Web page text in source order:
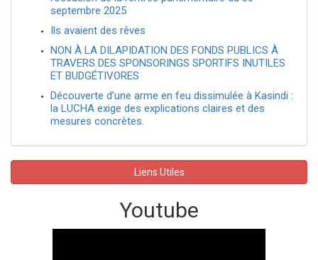
septembre 2025
Ils avaient des rêves
NON À LA DILAPIDATION DES FONDS PUBLICS À
TRAVERS DES SPONSORINGS SPORTIFS INUTILES
ET BUDGÉTIVORES
Découverte d’une arme en feu dissimulée à Kasindi :
la LUCHA exige des explications claires et des
mesures concrètes.
Liens Utiles
Youtube